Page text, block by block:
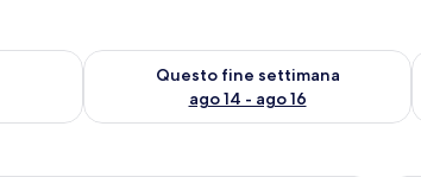
ago 9 - ago 10
Questo fine settimana
ago 14 - ago 16
Verifica la disponibilità per questo fine